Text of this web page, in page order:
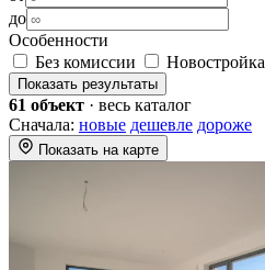
до
Особенности
Без комиссии
Новостройка
Показать результаты
61 объект · весь каталог
Сначала: новые дешевле дороже
Показать на карте